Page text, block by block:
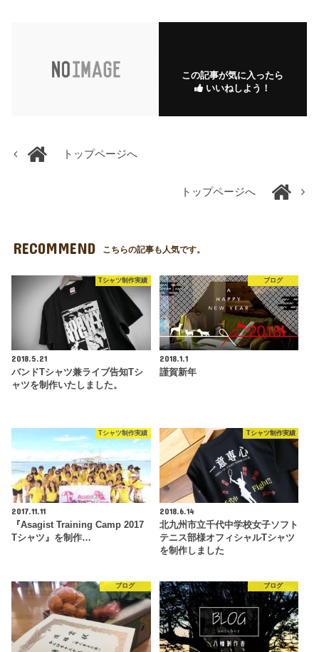
この記事が気に入ったら
いいねしよう！
トップページへ
トップページへ
RECOMMEND こちらの記事も人気です。
Tシャツ制作実績
2018.5.21
バンドTシャツ兼ライブ告知Tシ
ャツを制作いたしました。
ブログ
2018.1.1
謹賀新年
Tシャツ制作実績
2017.11.11
『Asagist Training Camp 2017
Tシャツ』を制作…
Tシャツ制作実績
2018.6.14
北九州市立千代中学校女子ソフト
テニス部様オフィシャルTシャツ
を制作しました
ブログ ブログ